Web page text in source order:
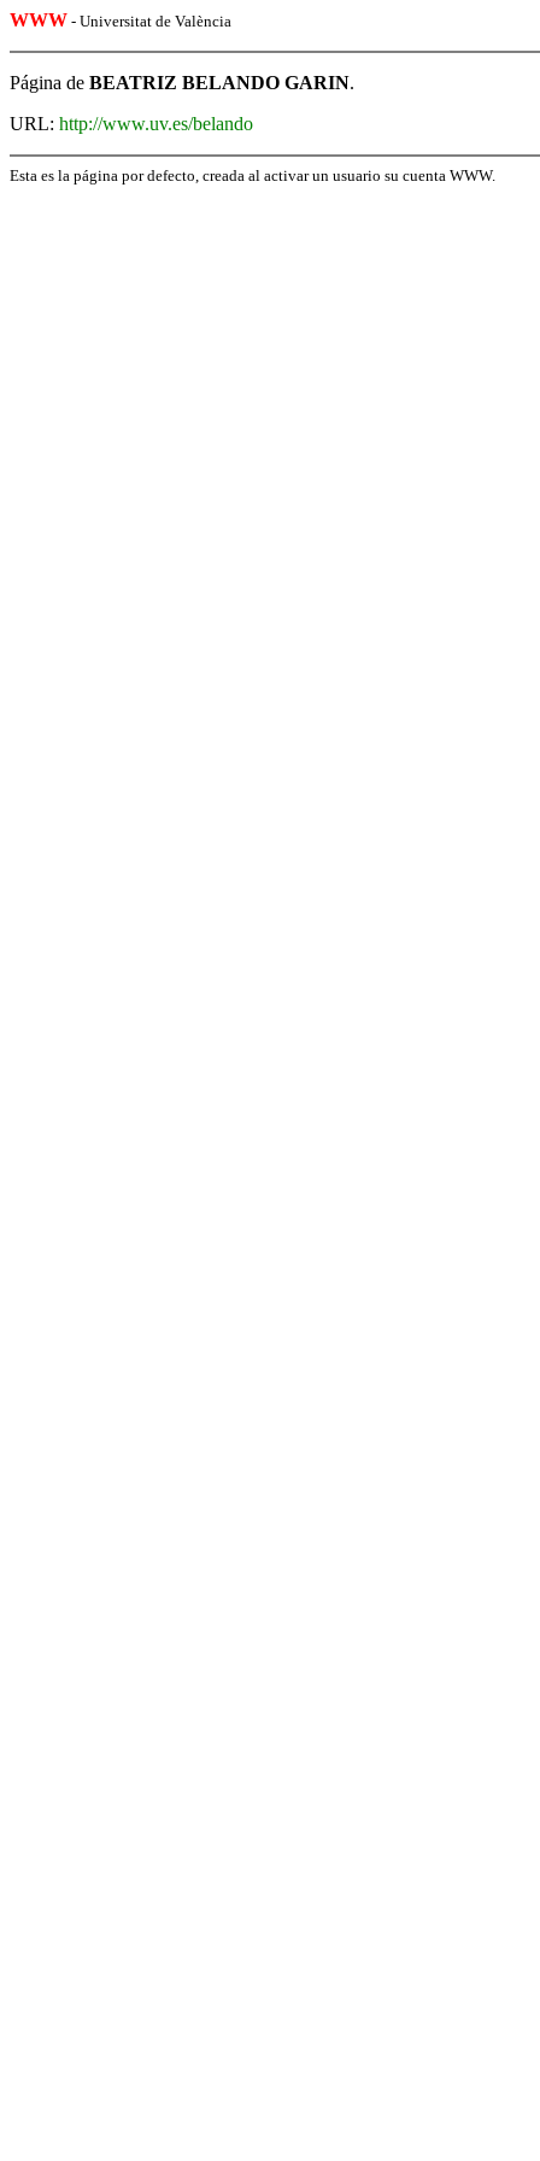
WWW - Universitat de València
Página de BEATRIZ BELANDO GARIN.
URL: http://www.uv.es/belando
Esta es la página por defecto, creada al activar un usuario su cuenta WWW.